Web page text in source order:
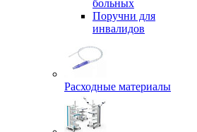
больных
Поручни для
инвалидов
Расходные материалы